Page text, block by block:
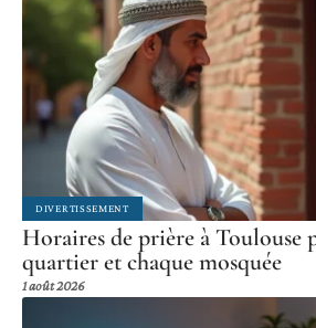
DIVERTISSEMENT
Horaires de prière à Toulouse
quartier et chaque mosquée
1 août 2026